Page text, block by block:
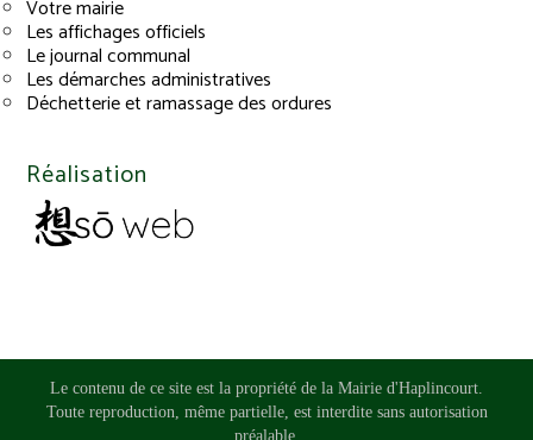
Votre mairie
Les affichages officiels
Le journal communal
Les démarches administratives
Déchetterie et ramassage des ordures
Réalisation
Le contenu de ce site est la propriété de la Mairie d'Haplincourt.
Toute reproduction, même partielle, est interdite sans autorisation
préalable.